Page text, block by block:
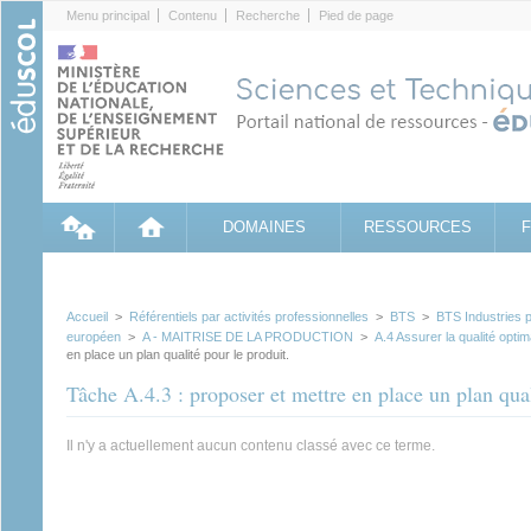
Menu principal Contenu Recherche Pied de page
DOMAINES RESSOURCES
Accueil > Référentiels par activités professionnelles > BTS > BTS Industries
européen > A - MAITRISE DE LA PRODUCTION > A.4 Assurer la qualité
en place un plan qualité pour le produit.
Tâche A.4.3 : proposer et mettre en place un plan
Il n'y a actuellement aucun contenu classé avec ce terme.